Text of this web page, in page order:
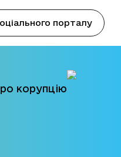
порталу
корупцію